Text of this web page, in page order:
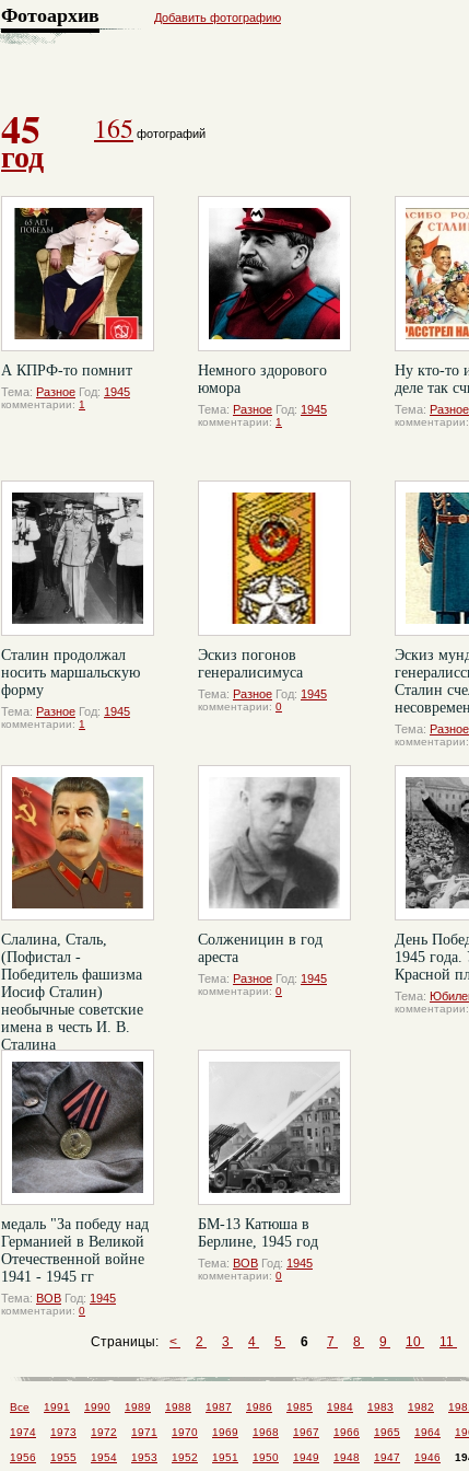
Фотоархив Добавить фотографию
45
год
165 фотографий
А КПРФ-то помнит
Тема: Разное Год: 1945
комментарии: 1
Немного здорового
юмора
Тема: Разное Год: 1945
комментарии: 1
Ну кто-то
деле так
Тема: Разное
комментарии:
Сталин продолжал
носить маршальскую
форму
Тема: Разное Год: 1945
комментарии: 1
Эскиз погонов
генералисимуса
Тема: Разное Год: 1945
комментарии: 0
Эскиз
Сталин
Тема: Разное
комментарии:
Слалина, Сталь,
(Пофистал -
Победитель фашизма
Иосиф Сталин)
необычные советские
имена в честь И. В.
Сталина
Тема:Разное Год:1945
комментарии:0
Солженицин в год
ареста
Тема: Разное Год: 1945
комментарии: 0
День
1945 года.
Красной
Тема:
комментарии:
медаль "За победу над
Германией в Великой
Отечественной войне
1941 - 1945 гг
Тема: ВОВ Год: 1945
комментарии: 0
БМ-13 Катюша в
Берлине, 1945 год
Тема: ВОВ Год: 1945
комментарии: 0
Страницы: < 2 3 4 5 6 7 8 9 10 11
Все 1991 1990 1989 1988 1987 1986 1985 1984 1983 1982
1974 1973 1972 1971 1970 1969 1968 1967 1966 1965 1964
1956 1955 1954 1953 1952 1951 1950 1949 1948 1947 1946